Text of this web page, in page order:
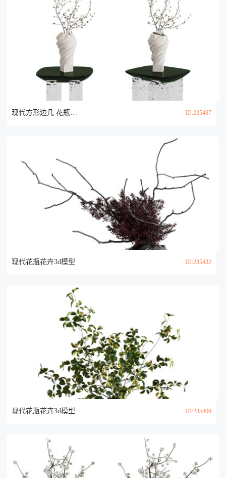
现代方形边几 花瓶花卉3d模型 ID:235487
现代花瓶花卉3d模型 ID:235432
现代花瓶花卉3d模型 ID:235409